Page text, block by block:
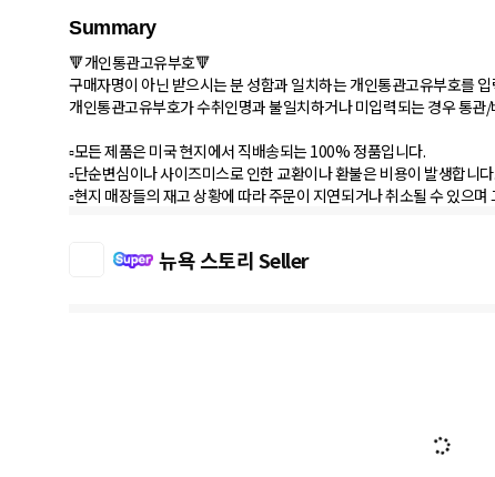
Summary
🔻개인통관고유부호🔻
구매자명이 아닌 받으시는 분 성함과 일치하는 개인통관고유부호를
개인통관고유부호가 수취인명과 불일치하거나 미입력되는 경우 통관
▫️모든 제품은 미국 현지에서 직배송되는 100% 정품입니다.
▫️단순변심이나 사이즈미스로 인한 교환이나 환불은 비용이 발생합니다.
▫️현지 매장들의 재고 상황에 따라 주문이 지연되거나 취소될 수 있으
뉴욕 스토리 Seller